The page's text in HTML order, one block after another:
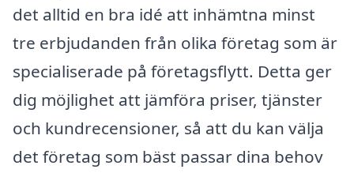
det alltid en bra idé att inhämtna minst
tre erbjudanden från olika företag som är
specialiserade på företagsflytt. Detta ger
dig möjlighet att jämföra priser, tjänster
och kundrecensioner, så att du kan välja
det företag som bäst passar dina behov